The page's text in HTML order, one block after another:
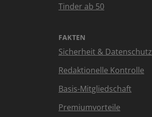
Tinder ab 50
FAKTEN
Sicherheit & Datenschutz
Redaktionelle Kontrolle
Basis-Mitgliedschaft
Premiumvorteile